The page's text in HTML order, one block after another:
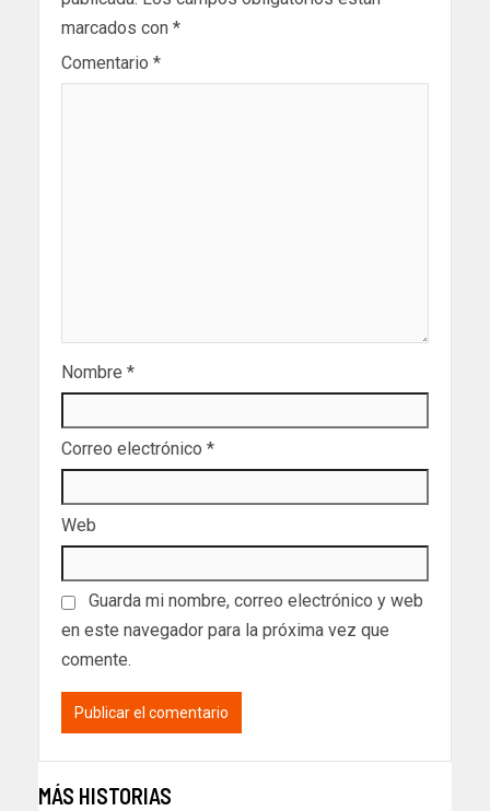
marcados con *
Comentario *
Nombre *
Correo electrónico *
Web
Guarda mi nombre, correo electrónico y web
en este navegador para la próxima vez que
comente.
MÁS HISTORIAS